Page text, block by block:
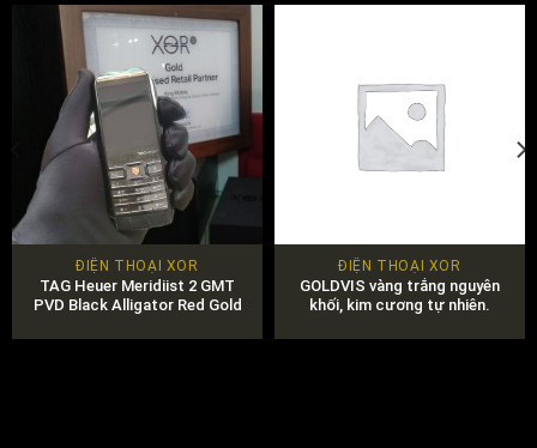
ĐIỆN THOẠI XOR
TAG Heuer Meridiist 2 GMT
PVD Black Alligator Red Gold
ĐIỆN THOẠI XOR
GOLDVIS vàng trắng nguyên
khối, kim cương tự nhiên.